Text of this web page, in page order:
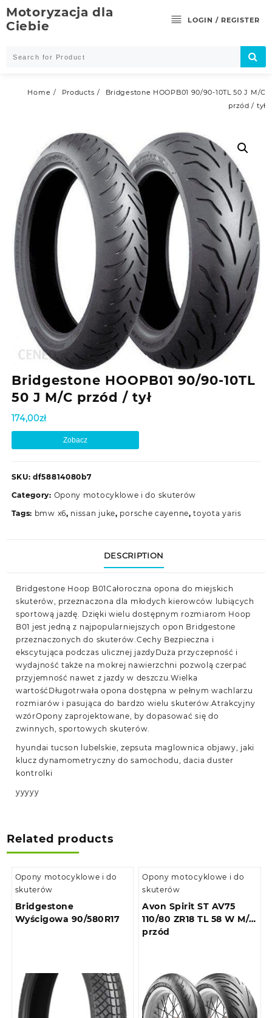
Skip
to
content
Motoryzacja dla
Ciebie
LOGIN / REGISTER
Home Products
Bridgestone HOOPB01 90/90-10TL 50 J M/C
przód / tył
Bridgestone HOOPB01 90/90-10TL
50 J M/C przód / tył
174,00zł
Zobacz
SKU: df58814080b7
Category: Opony motocyklowe i do skuterów
Tags: bmw x6, nissan juke, porsche cayenne,toyota yaris
DESCRIPTION
Bridgestone Hoop B01Całoroczna opona do miejskich
skuterów, przeznaczona dla młodych kierowców lubiących
sportową jazdę. Dzięki wielu dostępnym rozmiarom Hoop
B01 jest jedną z najpopularniejszych opon Bridgestone
przeznaczonych do skuterów.Cechy Bezpieczna i
ekscytująca podczas ulicznej jazdyDuża przyczepność i
wydajność także na mokrej nawierzchni pozwolą czerpać
przyjemność nawet z jazdy w deszczu.Wielka
wartośćDługotrwała opona dostępna w pełnym wachlarzu
rozmiarów i pasująca do bardzo wielu skuterów.Atrakcyjny
wzórOpony zaprojektowane, by dopasować się do
zwinnych, sportowych skuterów.
hyundai tucson lubelskie, zepsuta maglownica objawy, jaki
klucz dynamometryczny do samochodu, dacia duster
kontrolki
yyyyy
Related products
Opony motocyklowe i do
skuterów
Bridgestone
Wyścigowa 90/580R17
Opony motocyklowe i do
skuterów
Avon Spirit ST AV75
110/80 ZR18 TL 58 W M/C
przód